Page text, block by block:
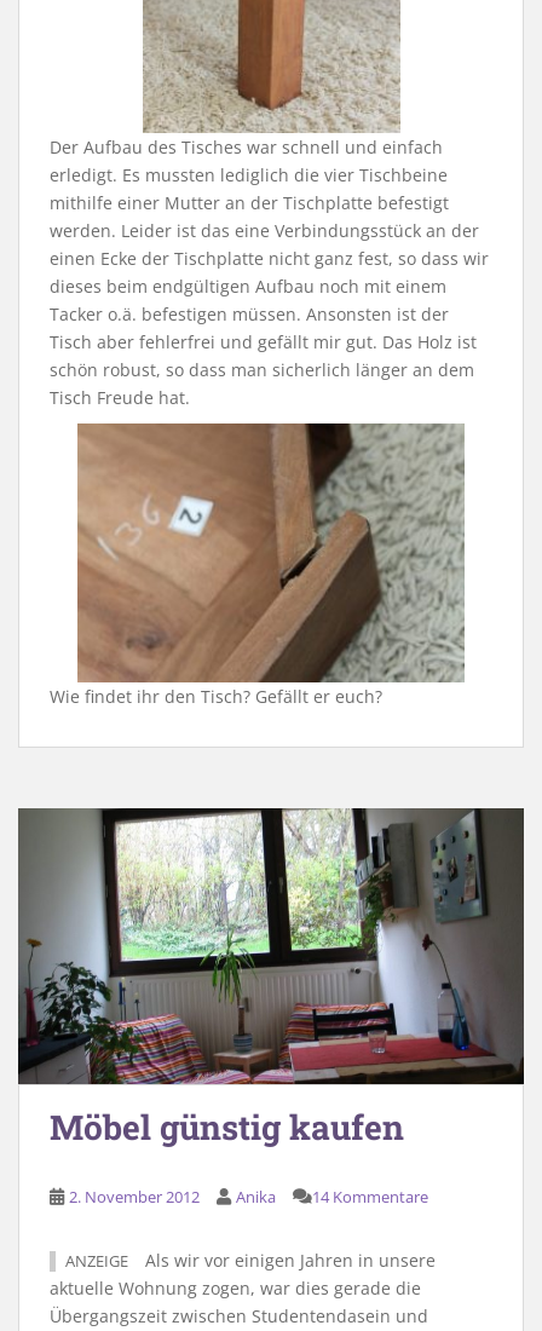
Der Aufbau des Tisches war schnell und einfach
erledigt. Es mussten lediglich die vier Tischbeine
mithilfe einer Mutter an der Tischplatte befestigt
werden. Leider ist das eine Verbindungsstück an der
einen Ecke der Tischplatte nicht ganz fest, so dass wir
dieses beim endgültigen Aufbau noch mit einem
Tacker o.ä. befestigen müssen. Ansonsten ist der
Tisch aber fehlerfrei und gefällt mir gut. Das Holz ist
schön robust, so dass man sicherlich länger an dem
Tisch Freude hat.
Wie findet ihr den Tisch? Gefällt er euch?
Möbel günstig kaufen
2. November 2012 Anika 14 Kommentare
ANZEIGE
Als wir vor einigen Jahren in unsere
aktuelle Wohnung zogen, war dies gerade die
Übergangszeit zwischen Studentendasein und